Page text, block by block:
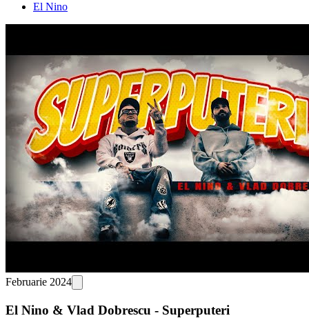
El Nino
Februarie 2024
El Nino & Vlad Dobrescu - Superputeri